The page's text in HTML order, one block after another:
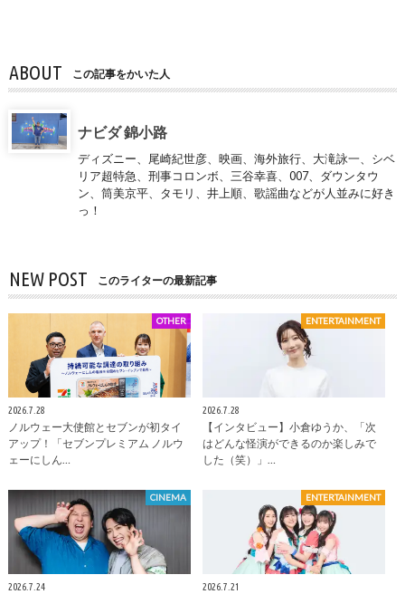
ABOUT この記事をかいた人
ナビダ 錦小路
ディズニー、尾崎紀世彦、映画、海外旅行、大滝詠一、シベ
リア超特急、刑事コロンボ、三谷幸喜、007、ダウンタウ
ン、筒美京平、タモリ、井上順、歌謡曲などが人並みに好き
っ！
NEW POST このライターの最新記事
OTHER
2026.7.28
ノルウェー大使館とセブンが初タイ
アップ！「セブンプレミアム ノルウ
ェーにしん…
ENTERTAINMENT
2026.7.28
【インタビュー】小倉ゆうか、「次
はどんな怪演ができるのか楽しみで
した（笑）」…
CINEMA
2026.7.24
ENTERTAINMENT
2026.7.21